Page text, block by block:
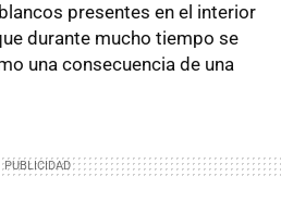
presentes en el interior
durante mucho tiempo se
una consecuencia de una